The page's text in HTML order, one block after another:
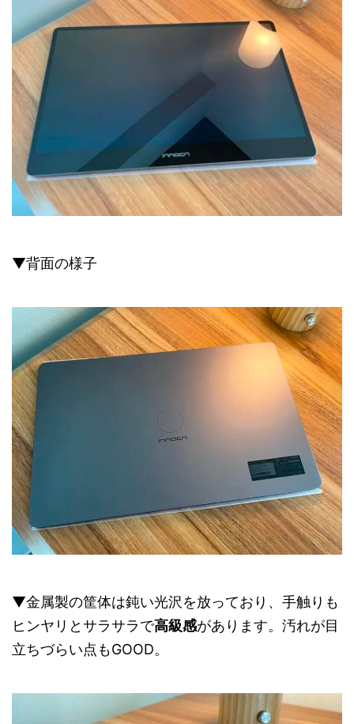
▼背面の様子
▼金属製の筐体は鈍い光沢を放っており、手触りも
ヒンヤリとサラサラで高級感があります。汚れが目
立ちづらい点もGOOD。